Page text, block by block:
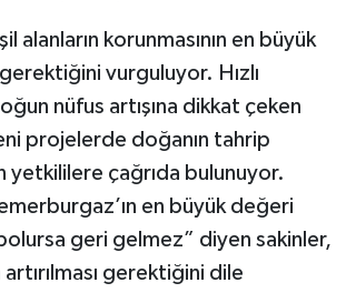
alanların korunmasının en büyük
vurguluyor. Hızlı
nüfus artışına dikkat çeken
projelerde doğanın tahrip
yetkililere çağrıda bulunuyor.
en büyük değeri
geri gelmez” diyen sakinler,
gerektiğini dile